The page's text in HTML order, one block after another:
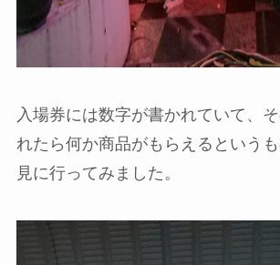
入場券には数字が書かれていて、
れたら何か商品がもらえるという
見に行ってみました。